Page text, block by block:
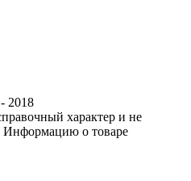
2018
характер и не
Информацию о товаре